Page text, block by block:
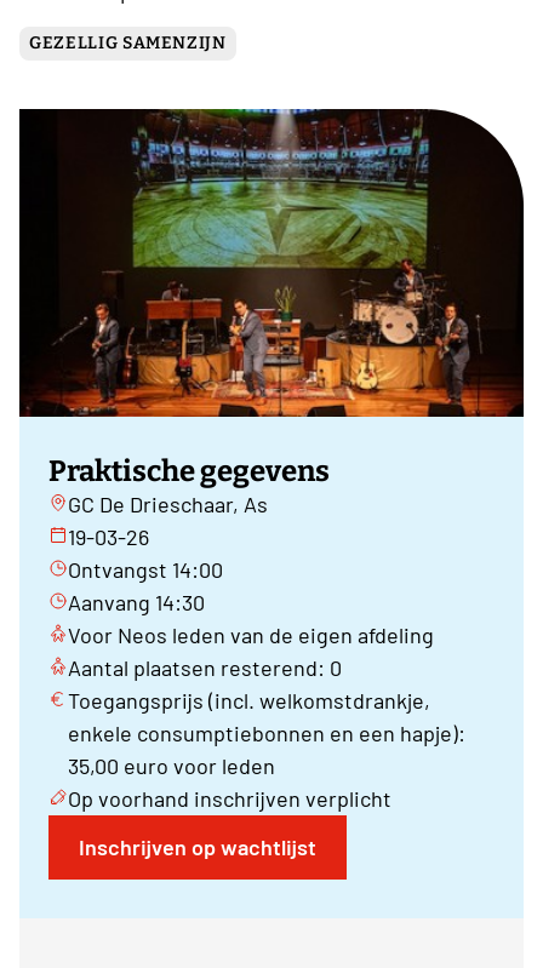
GEZELLIG SAMENZIJN
Praktische gegevens
GC De Drieschaar, As
19-03-26
Ontvangst 14:00
Aanvang 14:30
Voor Neos leden van de eigen afdeling
Aantal plaatsen resterend: 0
Toegangsprijs (incl. welkomstdrankje,
enkele consumptiebonnen en een hapje):
35,00 euro voor leden
Op voorhand inschrijven verplicht
Inschrijven op wachtlijst